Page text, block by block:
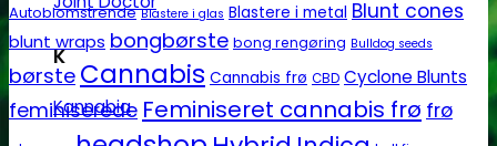
K
Kannabia
Autoblomstrende Blastere i glas Blastere i metal Blunt cones
blunt wraps bongbørste bong rengøring Bulldog seeds
børste Cannabis Cannabis frø CBD Cyclone Blunts
feminiserede Feminiseret cannabis frø frø